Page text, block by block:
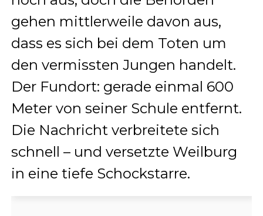
gehen mittlerweile davon aus,
dass es sich bei dem Toten um
den vermissten Jungen handelt.
Der Fundort: gerade einmal 600
Meter von seiner Schule entfernt.
Die Nachricht verbreitete sich
schnell – und versetzte Weilburg
in eine tiefe Schockstarre.